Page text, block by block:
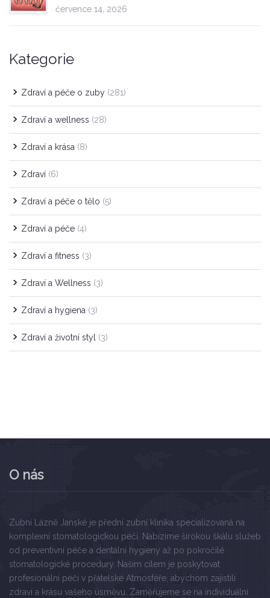
července 14, 2026
Kategorie
Zdraví a péče o zuby (281)
Zdraví a wellness (28)
Zdraví a krása (8)
Zdraví (6)
Zdraví a péče o tělo (5)
Zdraví a péče (4)
Zdraví a fitness (3)
Zdraví a Wellness (3)
Zdraví a hygiena (3)
Zdraví a životní styl (3)
O nás
Zubní Lázně Janské je přední zubní klinika specializovaná na
komplexní stomatologickou péči. Nabízíme širokou škálu služeb
od preventivní péče a dentální hygieny až po pokročilé
stomatologické procedury. Naším cílem je poskytovat
profesionální péči v přátelské Atmosféře, abychom zajistili
zdraví a krásu vašeho úsměvu. Zaměřujeme se na individuální